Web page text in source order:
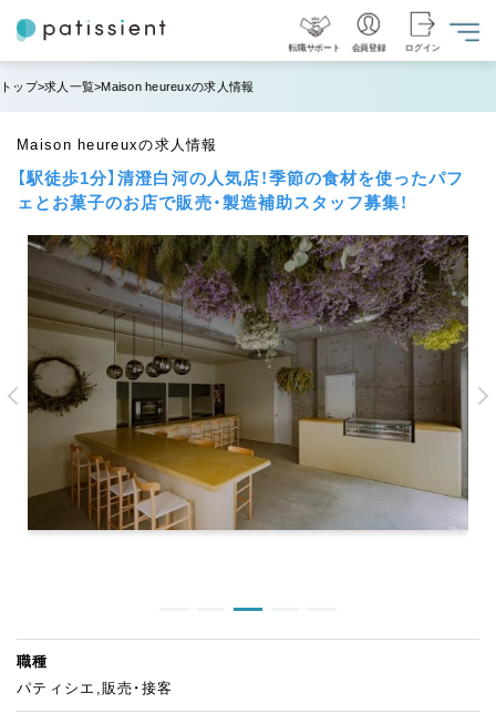
転職サポート 会員登録 ログイン
トップ 求人一覧 Maison heureuxの求人情報
Maison heureuxの求人情報
【駅徒歩1分】清澄白河の人気店！季節の食材を使ったパフ
ェとお菓子のお店で販売・製造補助スタッフ募集！
職種
パティシエ,販売・接客